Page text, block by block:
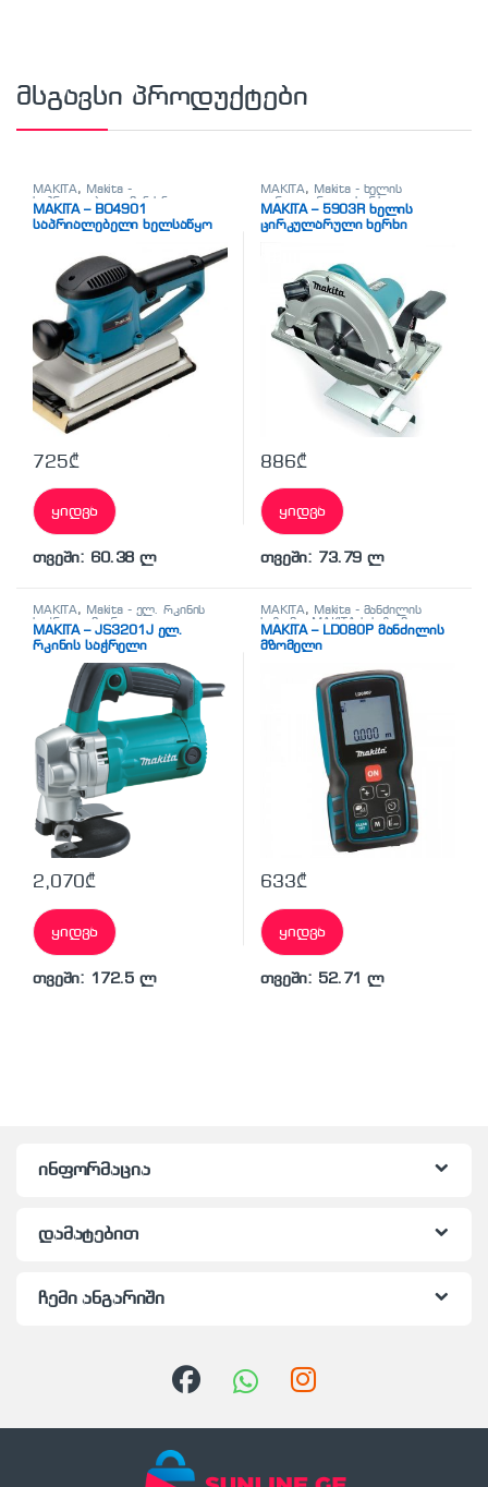
მსგავსი პროდუქტები
MAKITA, Makita -
საპრიალებელი მანქანა
(სველი),სხვადასხვა
MAKITA – BO4901
საპრიალებელი ხელსაწყო
725₾
ყიდვა
თვეში: 60.38 ლ
MAKITA, Makita - ხელის
ცირკულარული ხერხი
სხვადასხვა
MAKITA – 5903R ხელის
ცირკულარული ხერხი
886₾
ყიდვა
თვეში: 73.79 ლ
MAKITA, Makita - ელ. რკინის
საჭრელი მაკრატელი
მეტალის საჭრელი მაკრატლები
MAKITA – JS3201J ელ.
რკინის საჭრელი
მაკრატელი
2,070₾
ყიდვა
თვეში: 172.5 ლ
MAKITA, Makita - მანძილის
საზომი, MAKITA-ს საზომი
ხელსაწყოები
MAKITA – LD080P მანძილის
მზომელი
633₾
ყიდვა
თვეში: 52.71 ლ
ინფორმაცია
დამატებით
ჩემი ანგარიში